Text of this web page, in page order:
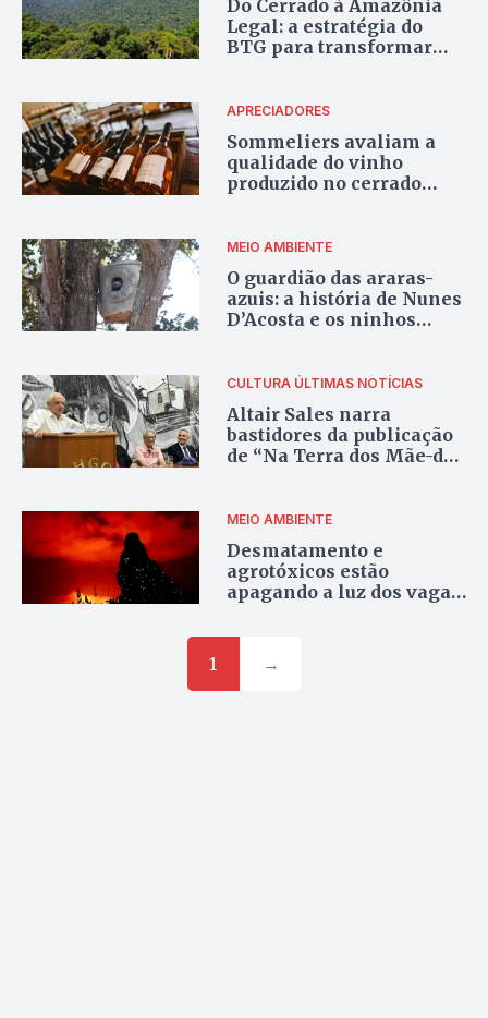
Do Cerrado à Amazônia
Legal: a estratégia do
BTG para transformar
APRECIADORES
Sommeliers avaliam a
qualidade do vinho
produzido no cerrado
MEIO AMBIENTE
O guardião das araras-
azuis: a história de Nunes
D’Acosta e os ninhos
CULTURA ÚLTIMAS NOTÍCIAS
Altair Sales narra
bastidores da publicação
de “Na Terra dos Mãe-da-
preservação do Cerrado
MEIO AMBIENTE
Desmatamento e
agrotóxicos estão
apagando a luz dos vaga-
1 →